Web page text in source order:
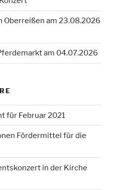
am 23.08.2026
am 04.07.2026
für Februar 2021
Fördermittel für die
in der Kirche